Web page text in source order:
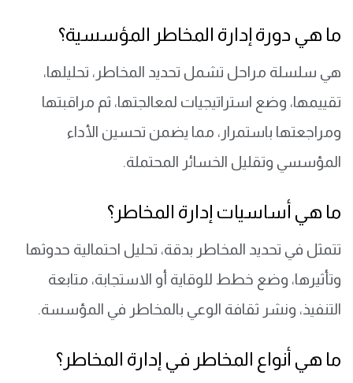
ما هي دورة إدارة المخاطر المؤسسية؟
هي سلسلة مراحل تشمل تحديد المخاطر، تحليلها،
تقييمها، وضع استراتيجيات لمعالجتها، ثم مراقبتها
ومراجعتها باستمرار، مما يضمن تحسين الأداء
المؤسسي وتقليل الخسائر المحتملة.
ما هي أساسيات إدارة المخاطر؟
تتمثل في تحديد المخاطر بدقة، تحليل احتمالية حدوثها
وتأثيرها، وضع خطط للوقاية أو الاستجابة، متابعة
التنفيذ، ونشر ثقافة الوعي بالمخاطر في المؤسسة.
ما هي أنواع المخاطر في إدارة المخاطر؟